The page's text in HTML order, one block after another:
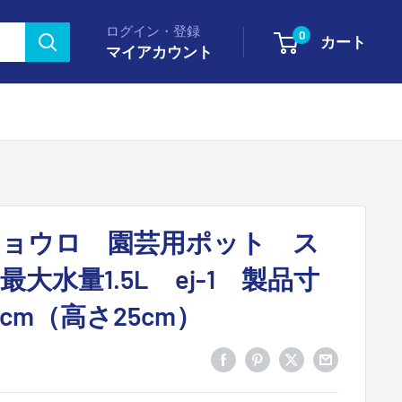
ログイン・登録
マイアカウント
0 カート
ウロ 園芸用ポット ス
大水量1.5L ej-1 製品寸
（高さ25cm）